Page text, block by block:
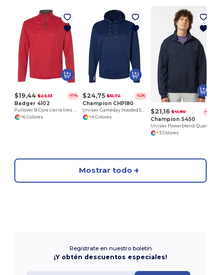
$19,44 $23,33 -17%
Badger 4102
+6 Colores
$24,75 $51,72 -52%
Champion CHP180
+4 Colores
$21,16 $41,80 -49%
Champion S450
+3 Colores
Mostrar todo
Regístrate en nuestro boletín
¡Y obtén descuentos especiales!